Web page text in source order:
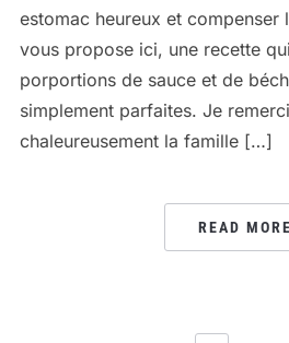
estomac heureux et compenser
vous propose ici, une recette
porportions de sauce et de
simplement parfaites. Je
chaleureusement la famille […]
READ MORE